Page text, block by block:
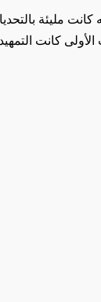
مليئة
كانت